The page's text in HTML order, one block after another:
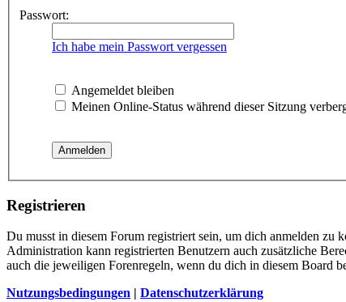
Passwort:
Ich habe mein Passwort vergessen
Angemeldet bleiben
Meinen Online-Status während dieser Sitzung
Registrieren
Du musst in diesem Forum registriert sein, um dich anmelden
Administration kann registrierten Benutzern auch zusätzliche
auch die jeweiligen Forenregeln, wenn du dich in diesem Board
Nutzungsbedingungen | Datenschutzerklärung